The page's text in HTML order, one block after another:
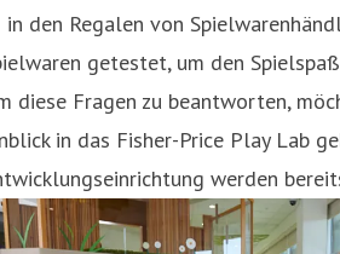
in den Regalen von
getestet, um den
diese Fragen zu beantworten,
in das Fisher-Price Play Lab
werden